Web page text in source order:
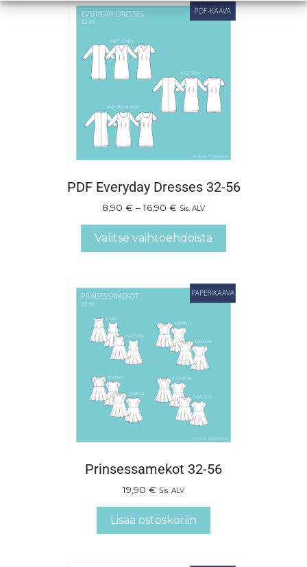
PDF Everyday Dresses 32-56
8,90 € – 16,90 € Sis. ALV
Valitse vaihtoehdoista
Prinsessamekot 32-56
19,90 € Sis. ALV
Lisää ostoskoriin